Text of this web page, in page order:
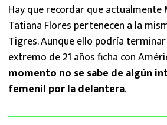
Hay que recordar que actualmente
Tatiana Flores pertenecen a la
Tigres. Aunque ello podría
extremo de 21 años ficha con
momento no se sabe de algún
femenil por la delantera.